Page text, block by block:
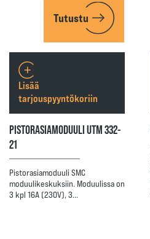
Tutustu
PISTORASIAMODUULI UTM 332-
21
Pistorasiamoduuli SMC
moduulikeskuksiin. Moduulissa on
3 kpl 16A (230V), 3…
Lisää
tarjouspyyntökoriin